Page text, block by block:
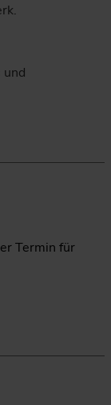
Termin für